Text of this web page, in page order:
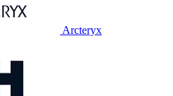
Arcteryx